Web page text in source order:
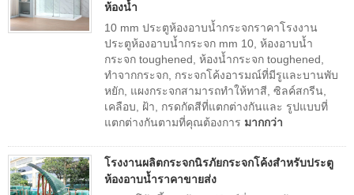
ห้องน้ำ
10 mm ประตูห้องอาบน้ำกระจกราคาโรงงาน
ประตูห้องอาบน้ำกระจก mm 10, ห้องอาบน้ำ
กระจก toughened, ห้องน้ำกระจก toughened,
ทำจากกระจก, กระจกโค้งอารมณ์ที่มีรูและบานพับ
หยัก, แผงกระจกสามารถทำให้ทาสี, ซิลค์สกรีน,
เคลือบ, ฝ้า, กรดกัดสีที่แตกต่างกันและ รูปแบบที่
แตกต่างกันตามที่คุณต้องการ มากกว่า
โรงงานผลิตกระจกนิรภัยกระจกโค้งสำหรับประตู
ห้องอาบน้ำราคาขายส่ง